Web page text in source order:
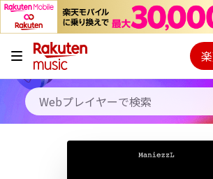
キャンペーン
料金プラン
使い方 ご契